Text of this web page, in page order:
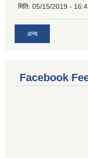
मिति: 05/15/2019 -
अन्य
Facebook